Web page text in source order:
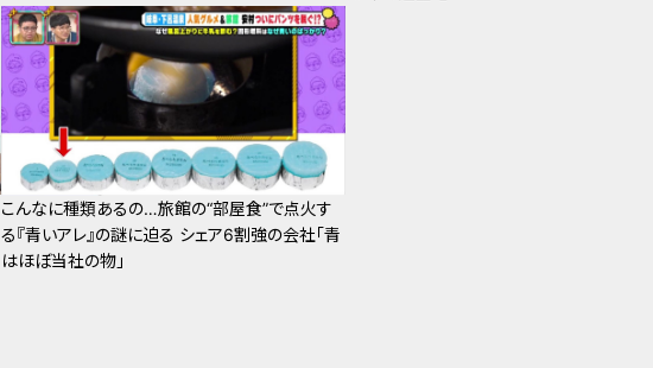
こんなに種類あるの…旅館の“部屋食”で点火す
る『青いアレ』の謎に迫る シェア6割強の会社「青
はほぼ当社の物」